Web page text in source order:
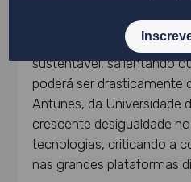
Universidade de Coimbra,
de reforçar a economia
sustentável, salientando
poderá ser drasticamente
Antunes, da Universidade
crescente desigualdade
tecnologias, criticando a
nas grandes plataformas